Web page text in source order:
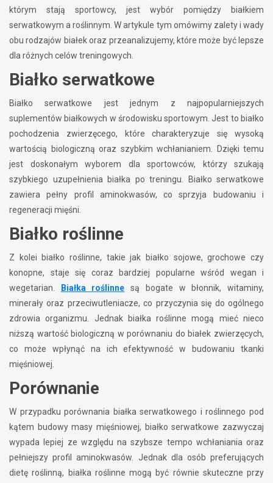
którym stają sportowcy, jest wybór pomiędzy białkiem
serwatkowym a roślinnym. W artykule tym omówimy zalety i wady
obu rodzajów białek oraz przeanalizujemy, które może być lepsze
dla różnych celów treningowych.
Białko serwatkowe
Białko serwatkowe jest jednym z najpopularniejszych
suplementów białkowych w środowisku sportowym. Jest to białko
pochodzenia zwierzęcego, które charakteryzuje się wysoką
wartością biologiczną oraz szybkim wchłanianiem. Dzięki temu
jest doskonałym wyborem dla sportowców, którzy szukają
szybkiego uzupełnienia białka po treningu. Białko serwatkowe
zawiera pełny profil aminokwasów, co sprzyja budowaniu i
regeneracji mięśni.
Białko roślinne
Z kolei białko roślinne, takie jak białko sojowe, grochowe czy
konopne, staje się coraz bardziej popularne wśród wegan i
wegetarian.
Białka roślinne są bogate w błonnik, witaminy,
minerały oraz przeciwutleniacze, co przyczynia się do ogólnego
zdrowia organizmu. Jednak białka roślinne mogą mieć nieco
niższą wartość biologiczną w porównaniu do białek zwierzęcych,
co może wpłynąć na ich efektywność w budowaniu tkanki
mięśniowej.
Porównanie
W przypadku porównania białka serwatkowego i roślinnego pod
kątem budowy masy mięśniowej, białko serwatkowe zazwyczaj
wypada lepiej ze względu na szybsze tempo wchłaniania oraz
pełniejszy profil aminokwasów. Jednak dla osób preferujących
dietę roślinną, białka roślinne mogą być równie skuteczne przy